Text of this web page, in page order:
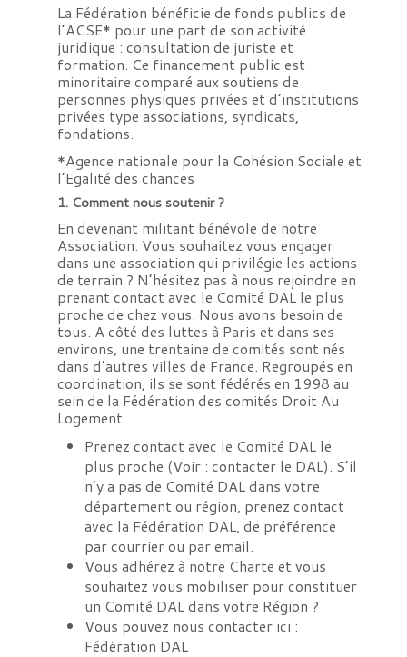
La Fédération bénéficie de fonds publics de
l’ACSE* pour une part de son activité
juridique : consultation de juriste et
formation. Ce financement public est
minoritaire comparé aux soutiens de
personnes physiques privées et d’institutions
privées type associations, syndicats,
fondations.
*Agence nationale pour la Cohésion Sociale et
l’Egalité des chances
1.Comment nous soutenir ?
En devenant militant bénévole de notre
Association. Vous souhaitez vous engager
dans une association qui privilégie les actions
de terrain ? N’hésitez pas à nous rejoindre en
prenant contact avec le Comité DAL le plus
proche de chez vous. Nous avons besoin de
tous. A côté des luttes à Paris et dans ses
environs, une trentaine de comités sont nés
dans d’autres villes de France. Regroupés en
coordination, ils se sont fédérés en 1998 au
sein de la Fédération des comités Droit Au
Logement.
Prenez contact avec le Comité DAL le
plus proche (Voir : contacter le DAL) . S’il
n’y a pas de Comité DAL dans votre
département ou région, prenez contact
avec la Fédération DAL, de préférence
par courrier ou par email.
Vous adhérez à notre Charte et vous
souhaitez vous mobiliser pour constituer
un Comité DAL dans votre Région ?
Vous pouvez nous contacter ici :
Fédération DAL